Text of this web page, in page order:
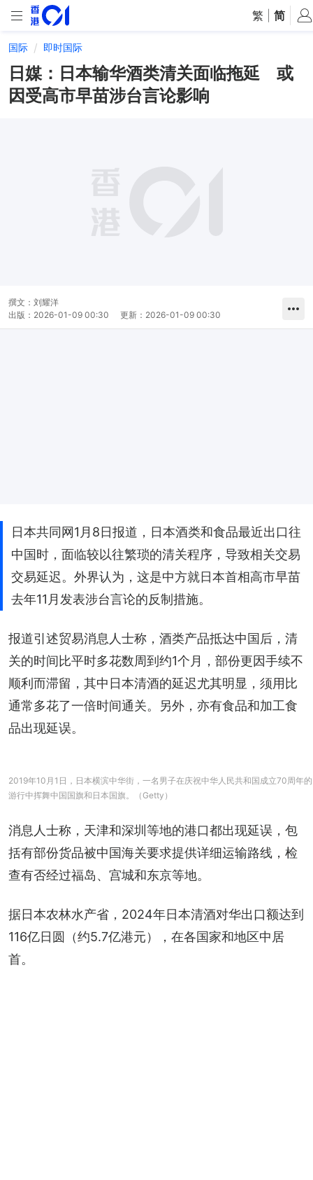
繁 简
国际 即时国际
日媒：日本输华酒类清关面临拖延 或
因受高市早苗涉台言论影响
撰文： 刘耀洋
出版： 2026-01-09 00:30 更新： 2026-01-09 00:30
日本共同网1月8日报道，日本酒类和食品最近出口往
中国时，面临较以往繁琐的清关程序，导致相关交易
交易延迟。外界认为，这是中方就日本首相高市早苗
去年11月发表涉台言论的反制措施。
报道引述贸易消息人士称，酒类产品抵达中国后，清
关的时间比平时多花数周到约1个月，部份更因手续不
顺利而滞留，其中日本清酒的延迟尤其明显，须用比
通常多花了一倍时间通关。另外，亦有食品和加工食
品出现延误。
2019年10月1日，日本横滨中华街，一名男子在庆祝中华人民共和国成立70周年的
游行中挥舞中国国旗和日本国旗。（Getty）
消息人士称，天津和深圳等地的港口都出现延误，包
括有部份货品被中国海关要求提供详细运输路线，检
查有否经过福岛、宫城和东京等地。
据日本农林水产省，2024年日本清酒对华出口额达到
116亿日圆（约5.7亿港元），在各国家和地区中居
首。